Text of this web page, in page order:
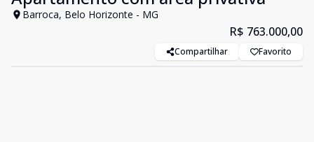
Barroca, Belo Horizonte - MG
R$ 763.000,00
Compartilhar Favorito